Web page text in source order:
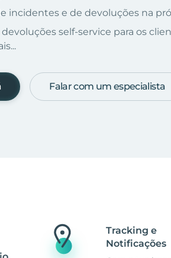
incidentes e de devoluções na
self-service para os
Falar com um especialista
Tracking e
Notificações